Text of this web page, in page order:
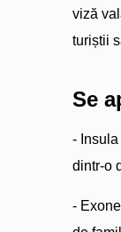
viză
turiștii
Se
-
dintr-o
-